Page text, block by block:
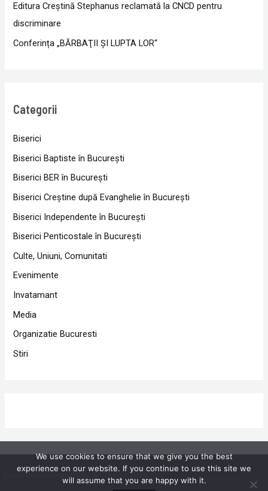
Editura Creștină Stephanus reclamată la CNCD pentru
discriminare
Conferința „BĂRBAŢII ŞI LUPTA LOR“
Categorii
Biserici
Biserici Baptiste în Bucureşti
Biserici BER în Bucureşti
Biserici Creştine după Evanghelie în Bucureşti
Biserici Independente în Bucureşti
Biserici Penticostale în Bucureşti
Culte, Uniuni, Comunitati
Evenimente
Invatamant
Media
Organizatie Bucuresti
Stiri
Bucurestiul Evanghelic © 2010 - 2026 |Powered by Proclamedia.ro
We use cookies to ensure that we give you the best
experience on our website. If you continue to use this site we
will assume that you are happy with it.